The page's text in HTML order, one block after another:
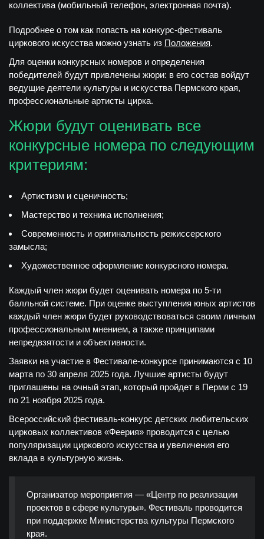
коллектива (мобильный телефон, электронная почта).
Подробнее о том как попасть на конкурс-фестиваль
циркового искусства можно узнать из Положения.
Для оценки конкурсных номеров и определения
победителей будут привлечены жюри: в его состав войдут
ведущие деятели культуры и искусства Пермского края,
профессиональные артисты цирка.
Жюри будут оценивать все
конкурсные номера по следующим
критериям:
Артистизм и сценичность;
Мастерство и техника исполнения;
Современность и оригинальность режиссерского
замысла;
Художественное оформление конкурсного номера.
Каждый член жюри будет оценивать номера по 5-ти
балльной системе. При оценке выступления юных артистов
каждый член жюри будет руководствоваться своим личным
профессиональным мнением, а также принципами
непредвзятости и объективности.
Заявки на участие в Фестивале-конкурсе принимаются с 10
марта по 30 апреля 2025 года. Лучшие артисты будут
приглашены на очный этап, который пройдет в Перми с 19
по 21 ноября 2025 года.
Всероссийский фестиваль-конкурс детских любительских
цирковых коллективов «Феерия» проводится с целью
популяризации циркового искусства и увеличения его
вклада в культурную жизнь.
Организатор мероприятия — «Центр по реализации
проектов в сфере культуры». Фестиваль проводится
при поддержке Министерства культуры Пермского
края.